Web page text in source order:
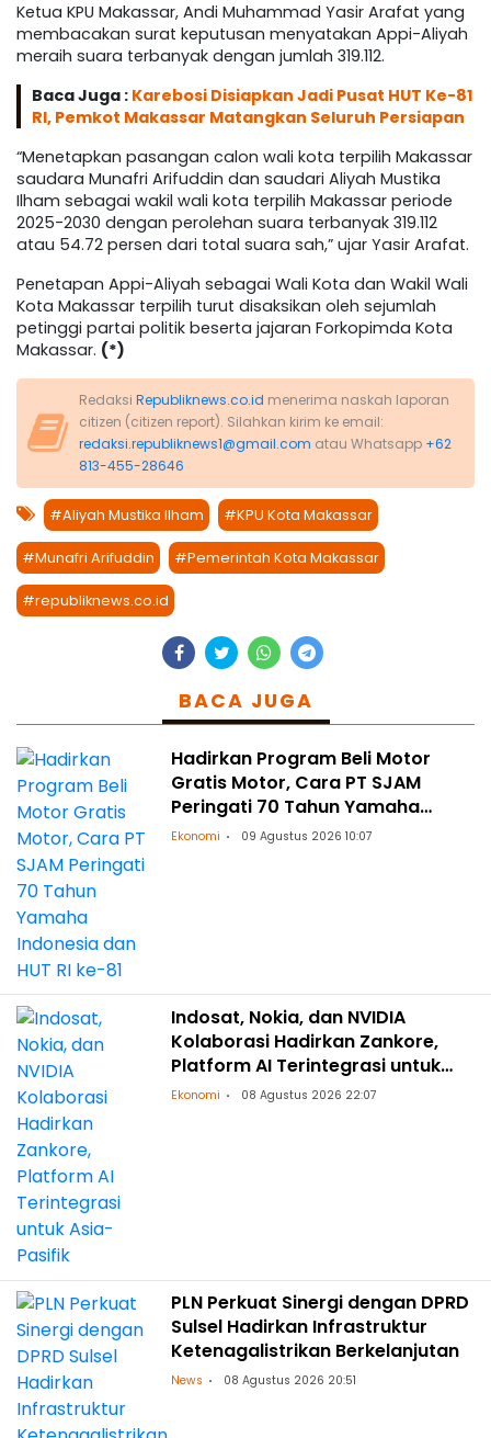
Ketua KPU Makassar, Andi Muhammad Yasir Arafat yang
membacakan surat keputusan menyatakan Appi-Aliyah
meraih suara terbanyak dengan jumlah 319.112.
Baca Juga : Karebosi Disiapkan Jadi Pusat HUT Ke-81
RI, Pemkot Makassar Matangkan Seluruh Persiapan
“Menetapkan pasangan calon wali kota terpilih Makassar
saudara Munafri Arifuddin dan saudari Aliyah Mustika
Ilham sebagai wakil wali kota terpilih Makassar periode
2025-2030 dengan perolehan suara terbanyak 319.112
atau 54.72 persen dari total suara sah,” ujar Yasir Arafat.
Penetapan Appi-Aliyah sebagai Wali Kota dan Wakil Wali
Kota Makassar terpilih turut disaksikan oleh sejumlah
petinggi partai politik beserta jajaran Forkopimda Kota
Makassar. (*)
Redaksi Republiknews.co.id menerima naskah laporan
citizen (citizen report). Silahkan kirim ke email:
redaksi.republiknews1@gmail.com atau Whatsapp +62
813-455-28646
#Aliyah Mustika Ilham #KPU Kota Makassar
#Munafri Arifuddin #Pemerintah Kota Makassar
#republiknews.co.id
BACA JUGA
Hadirkan Program Beli Motor
Gratis Motor, Cara PT SJAM
Peringati 70 Tahun Yamaha
Indonesia dan HUT RI ke-81
Ekonomi 09 Agustus 2026 10:07
Indosat, Nokia, dan NVIDIA
Kolaborasi Hadirkan Zankore,
Platform AI Terintegrasi untuk
Asia-Pasifik
Ekonomi 08 Agustus 2026 22:07
PLN Perkuat Sinergi dengan DPRD
Sulsel Hadirkan Infrastruktur
Ketenagalistrikan Berkelanjutan
News 08 Agustus 2026 20:51